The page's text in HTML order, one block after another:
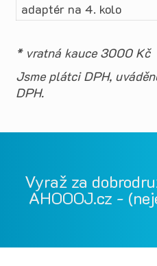
adaptér na 4. kolo
* vratná kauce 3000 Kč
Jsme plátci DPH,
DPH.
Vyraž za
AHOOOJ.cz -